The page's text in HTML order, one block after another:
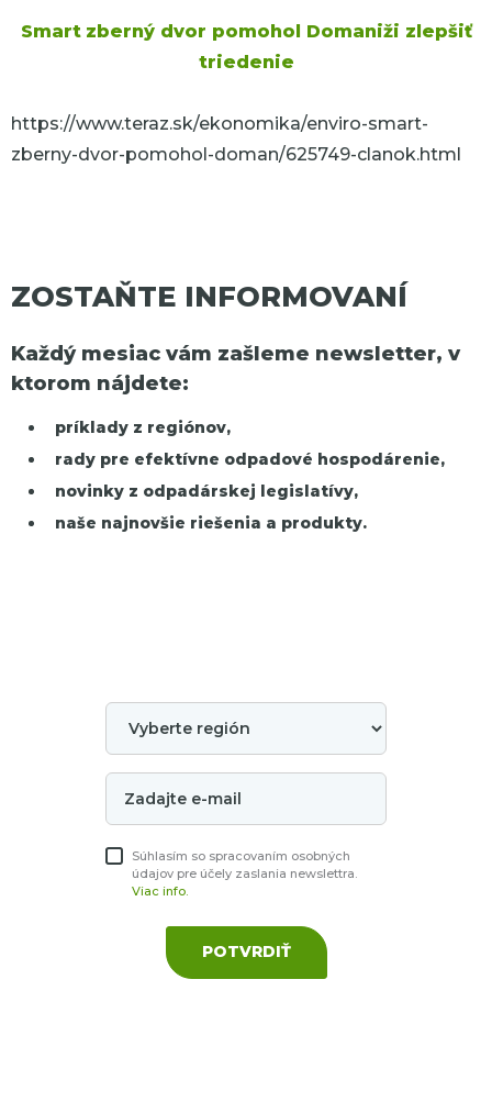
Smart zberný dvor pomohol Domaniži zlepšiť
triedenie
https://www.teraz.sk/ekonomika/enviro-smart-
zberny-dvor-pomohol-doman/625749-clanok.html
ZOSTAŇTE INFORMOVANÍ
Každý mesiac vám zašleme newsletter, v
ktorom nájdete:
príklady z regiónov,
rady pre efektívne odpadové hospodárenie,
novinky z odpadárskej legislatívy,
naše najnovšie riešenia a produkty.
Súhlasím so spracovaním osobných
údajov pre účely zaslania newslettra.
Viac info.
POTVRDIŤ